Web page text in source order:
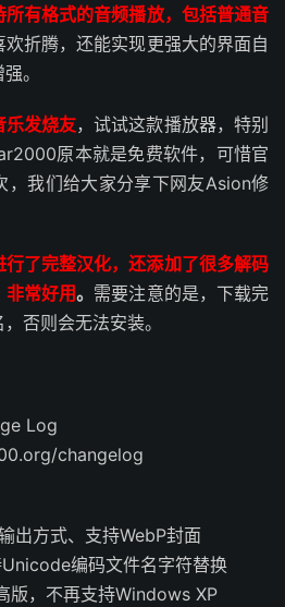
有格式的音频播放，包括普通音
欢折腾，还能实现更强大的界面自
。
乐发烧友，试试这款播放器，特别
原本就是免费软件，可惜官
，我们给大家分享下网友Asion修
行了完整汉化，还添加了很多解码
非常好用。 需要注意的是，下载完
否则会无法安装。
Log
changelog
出方式、支持WebP封面
编码文件名字符替换
版，不再支持Windows XP